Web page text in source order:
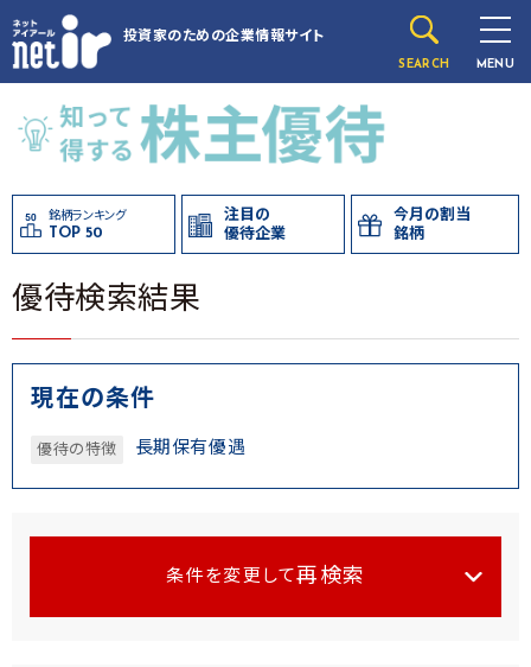
投資家のための企業情報サイト
SEARCH MENU
銘柄ランキング
TOP 50
注目の
優待企業
今月の割当
銘柄
優待検索結果
現在の条件
優待の特徴 長期保有優遇
条件を変更して 再検索